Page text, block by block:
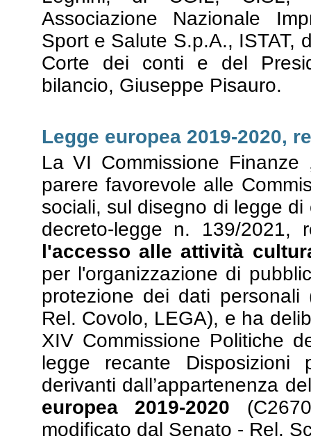
Associazione Nazionale
Sport e Salute S.p.A., ISTAT,
Corte dei conti e del
bilancio, Giuseppe Pisauro.
Legge europea 2019-2020,
La VI Commissione
parere favorevole alle
sociali, sul disegno di legge
decreto-legge n. 139/2021,
l'accesso alle attività
per l'organizzazione di
protezione dei dati personali
Rel. Covolo, LEGA), e ha
XIV Commissione Politiche
legge recante Disposizioni
derivanti dall’appartenenza
europea 2019-2020
modificato dal Senato - Rel.